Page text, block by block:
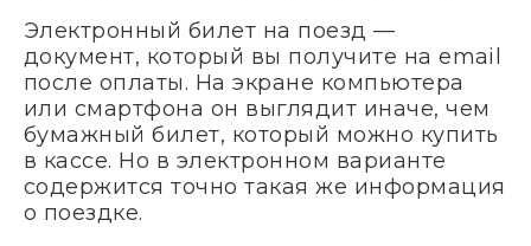
Электронный билет на поезд —
документ, который вы получите на email
после оплаты. На экране компьютера
или смартфона он выглядит иначе, чем
бумажный билет, который можно купить
в кассе. Но в электронном варианте
содержится точно такая же информация
о поездке.